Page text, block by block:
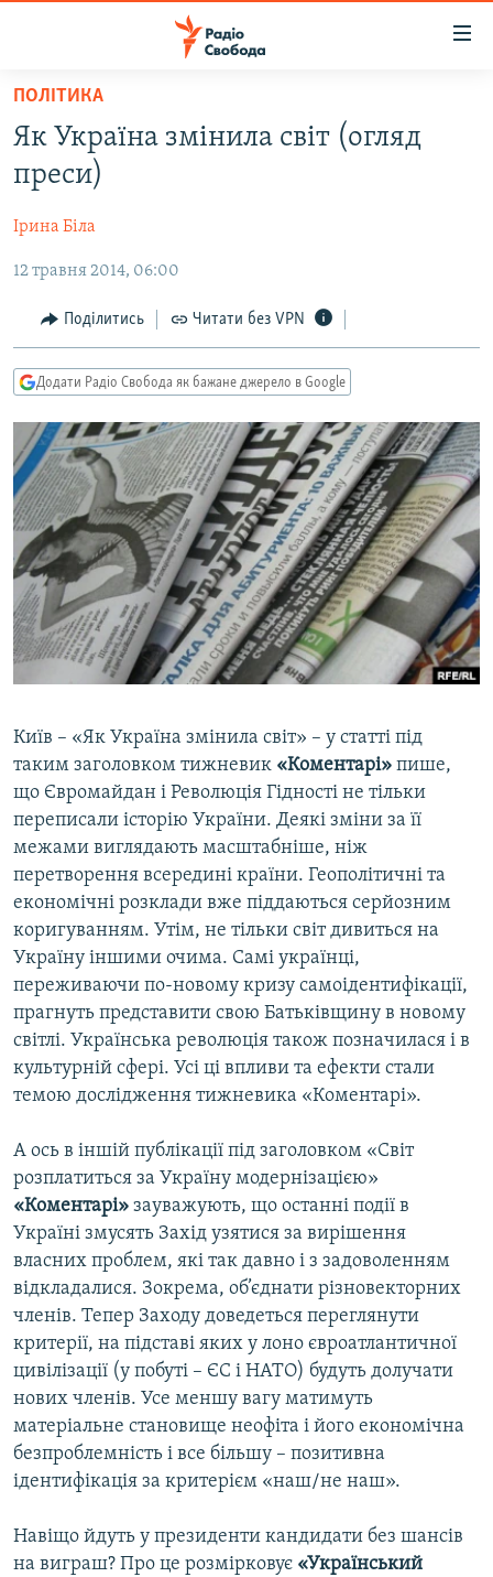
Перейти
основного
матеріалу
Перейти
до
навігації
Перейти
пошуку
ВСЕ ЗА ДОБУ
СТАТТІ
ПОЛІТИКА
ЕКОНОМІКА
СУСПІЛЬСТВО
СПОРТ
УКРАЇНА
СВІТ
ВІЙНА
РОСІЙСЬКА «ФІЛЬТРАЦІЯ»
ДОНБАС.РЕАЛІЇ
КРИМ.РЕАЛІЇ
ТИ ЯК?
СХЕМИ
ПРИАЗОВ’Я
КИТАЙ.ВИКЛИКИ
МУЛЬТИМЕДІА
ФОТО
СПЕЦПРОЄКТИ
ПОДКАСТИ
КРИМ РЕАЛІЇ
РУС
УКР
КТАТ
ДОЛУЧАЙСЯ!
Усі сайти RFE/RL
ПОЛІТИКА
Як Україна змінила світ (огляд
преси)
Ірина Біла
12 травня 2014, 06:00
Поділитись Читати без VPN
Додати Радіо Свобода як бажане джерело в Google
Київ – «Як Україна змінила світ» – у статті під
таким заголовком тижневик «Коментарі» пише,
що Євромайдан і Революція Гідності не тільки
переписали історію України. Деякі зміни за її
межами виглядають масштабніше, ніж
перетворення всередині країни. Геополітичні та
економічні розклади вже піддаються серйозним
коригуванням. Утім, не тільки світ дивиться на
Україну іншими очима. Самі українці,
переживаючи по-новому кризу самоідентифікації,
прагнуть представити свою Батьківщину в новому
світлі. Українська революція також позначилася і в
культурній сфері. Усі ці впливи та ефекти стали
темою дослідження тижневика «Коментарі».
А ось в іншій публікації під заголовком «Світ
розплатиться за Україну модернізацією»
«Коментарі» зауважують, що останні події в
Україні змусять Захід узятися за вирішення
власних проблем, які так давно і з задоволенням
відкладалися. Зокрема, об’єднати різновекторних
членів. Тепер Заходу доведеться переглянути
критерії, на підставі яких у лоно євроатлантичної
цивілізації (у побуті – ЄС і НАТО) будуть долучати
нових членів. Усе меншу вагу матимуть
матеріальне становище неофіта і його економічна
безпроблемність і все більшу – позитивна
ідентифікація за критерієм «наш/не наш».
Навіщо йдуть у президенти кандидати без шансів
на виграш? Про це розмірковує «Український